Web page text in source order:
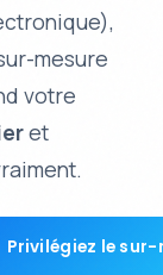
mesure
votre
et
Privilégiez le sur-